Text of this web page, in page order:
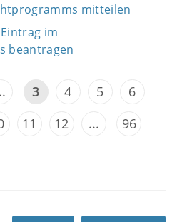
mitteilen
im
beantragen
3 4 5
6
11 12 ... 96